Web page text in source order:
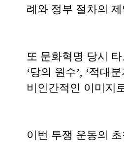
례와 정부 절차의
또 문화혁명 당시
‘당의 원수’, ‘적대
비인간적인 이미지
이번 투쟁 운동의